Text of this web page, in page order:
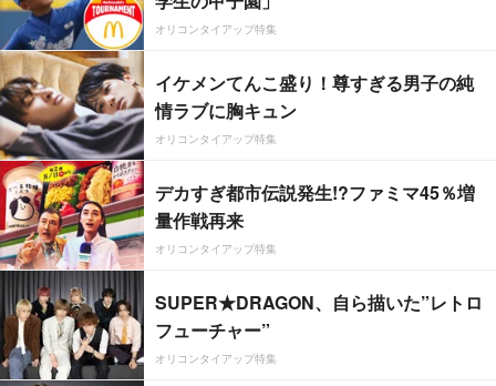
オリコンタイアップ特集
イケメンてんこ盛り！尊すぎる男子の純
情ラブに胸キュン
オリコンタイアップ特集
デカすぎ都市伝説発生!?ファミマ45％増
量作戦再来
オリコンタイアップ特集
SUPER★DRAGON、自ら描いた”レトロ
フューチャー”
オリコンタイアップ特集